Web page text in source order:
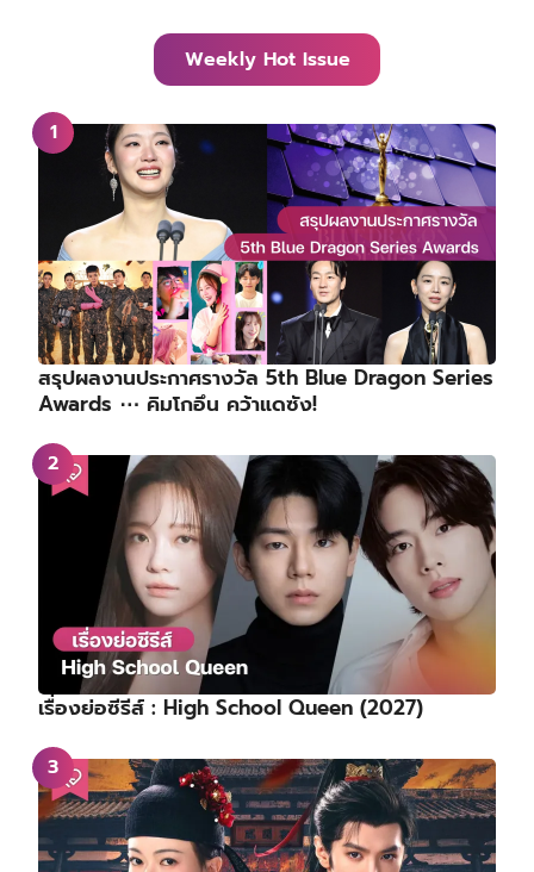
Weekly Hot Issue
สรุปผลงานประกาศรางวัล 5th Blue Dragon Series
Awards ⋯ คิมโกอึน คว้าแดซัง!
เรื่องย่อซีรีส์ : High School Queen (2027)